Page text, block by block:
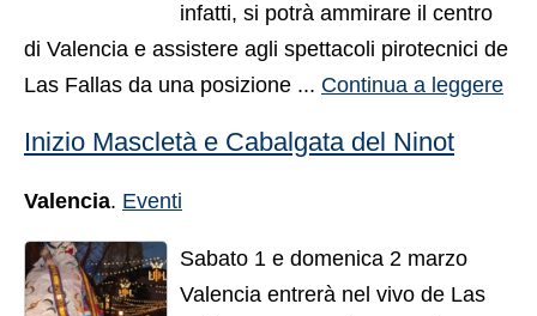
infatti, si potrà ammirare il centro
di Valencia e assistere agli spettacoli pirotecnici de
Las Fallas da una posizione ... Continua a leggere
Inizio Mascletà e Cabalgata del Ninot
Valencia. Eventi
Sabato 1 e domenica 2 marzo
Valencia entrerà nel vivo de Las